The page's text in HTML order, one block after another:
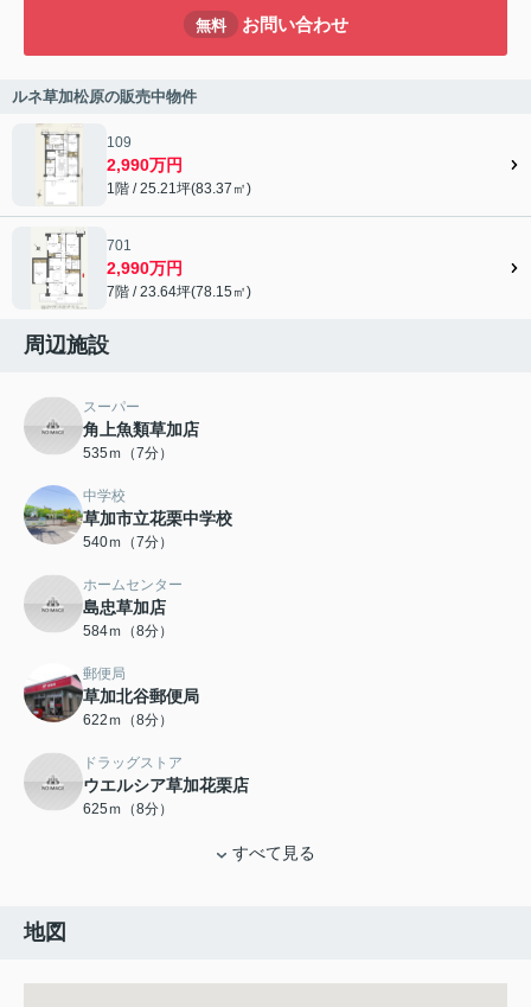
無料 お問い合わせ
ルネ草加松原の販売中物件
109
2,990万円
1階 / 25.21坪(83.37㎡)
701
2,990万円
7階 / 23.64坪(78.15㎡)
周辺施設
スーパー
角上魚類草加店
535ｍ（7分）
中学校
草加市立花栗中学校
540ｍ（7分）
ホームセンター
島忠草加店
584ｍ（8分）
郵便局
草加北谷郵便局
622ｍ（8分）
ドラッグストア
ウエルシア草加花栗店
625ｍ（8分）
すべて見る
地図